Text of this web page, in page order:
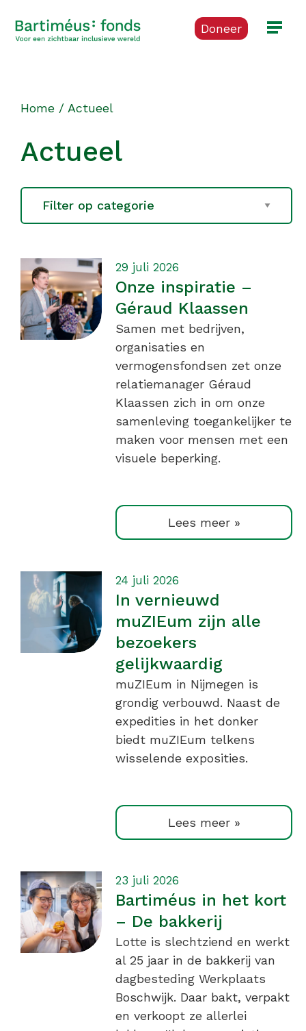
Doneer
Home / Actueel
Actueel
Onze inspiratie –
Géraud Klaassen
29 juli 2026
Samen met bedrijven,
organisaties en
vermogensfondsen zet onze
relatiemanager Géraud
Klaassen zich in om onze
samenleving toegankelijker te
maken voor mensen met een
visuele beperking.
Lees meer »
In vernieuwd
muZIEum zijn alle
bezoekers
gelijkwaardig
24 juli 2026
muZIEum in Nijmegen is
grondig verbouwd. Naast de
expedities in het donker
biedt muZIEum telkens
wisselende exposities.
Lees meer »
Bartiméus in het kort
– De bakkerij
23 juli 2026
Lotte is slechtziend en werkt
al 25 jaar in de bakkerij van
dagbesteding Werkplaats
Boschwijk. Daar bakt, verpakt
en verkoopt ze allerlei